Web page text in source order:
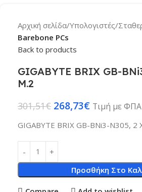
Αρχική σελίδα Υπολογιστές
Barebone PCs
Back to products
GIGABYTE BRIX GB-
M.2
301,51€ 268,73€ Τιμή με ΦΠΑ
GIGABYTE BRIX GB-BNi3-N305, 2
Προσθήκη Στο